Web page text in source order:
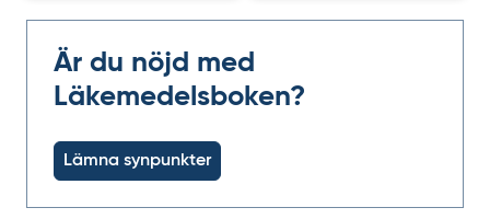
Är du nöjd med
Läkemedelsboken?
Lämna synpunkter